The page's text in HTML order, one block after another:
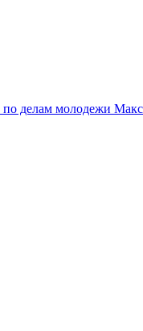
по делам молодежи